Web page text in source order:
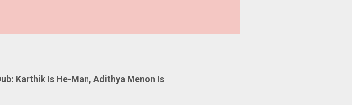
Karthik Is He-Man, Adithya Menon Is